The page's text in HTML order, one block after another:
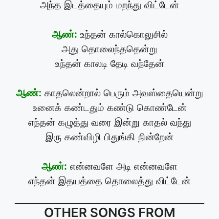
அந்த இடத்தையும் மறந்து விட்டேன்
ஆண்: உந்தன் கால்கொலுசில்
அது தொலைந்ததென்று
உந்தன் காலடி தேடி வந்தேன்
ஆண்: காதலென்றால் பெரும் அவஸ்தையென்று
உனைக் கண்டதும் கண்டு கொண்டேன்
எந்தன் கழுத்து வரை இன்று காதல் வந்து
இரு கண்விழி பிதுங்கி நின்றேன்
ஆண்: என்னவளே அடி என்னவளே
எந்தன் இதயத்தை தொலைத்து விட்டேன்
OTHER SONGS FROM